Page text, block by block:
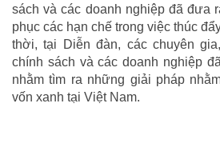
sách và các doanh nghiệp đã đưa
phục các hạn chế trong việc thúc
thời, tại Diễn đàn, các chuyên
chính sách và các doanh nghiệp
nhằm tìm ra những giải pháp
vốn xanh tại Việt Nam.